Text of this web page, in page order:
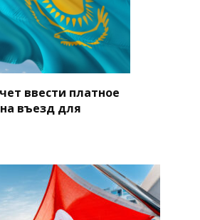
ввести платное
въезд для